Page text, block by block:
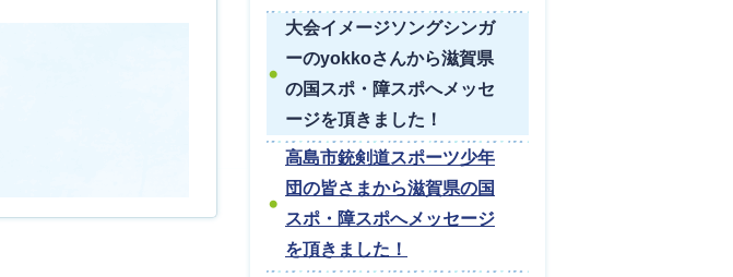
大会イメージソングシンガ
ーのyokkoさんから滋賀県
の国スポ・障スポへメッセ
ージを頂きました！
高島市銃剣道スポーツ少年
団の皆さまから滋賀県の国
スポ・障スポへメッセージ
を頂きました！